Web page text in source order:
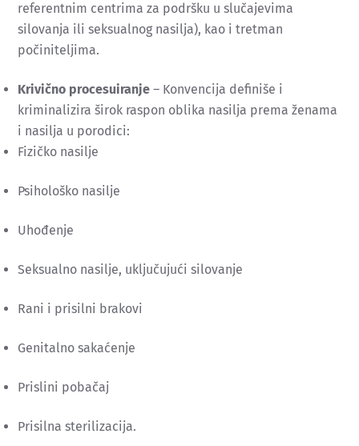
referentnim centrima za podršku u slučajevima
silovanja ili seksualnog nasilja), kao i tretman
počiniteljima.
Krivično procesuiranje – Konvencija definiše i
kriminalizira širok raspon oblika nasilja prema ženama
i nasilja u porodici:
Fizičko nasilje
Psihološko nasilje
Uhođenje
Seksualno nasilje, uključujući silovanje
Rani i prisilni brakovi
Genitalno sakaćenje
Prislini pobačaj
Prisilna sterilizacija.